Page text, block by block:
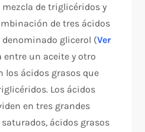
de triglicéridos y
de tres ácidos
glicerol (Ver
entre un aceite y otro
los ácidos grasos que
Los ácidos
en tres grandes
ácidos grasos